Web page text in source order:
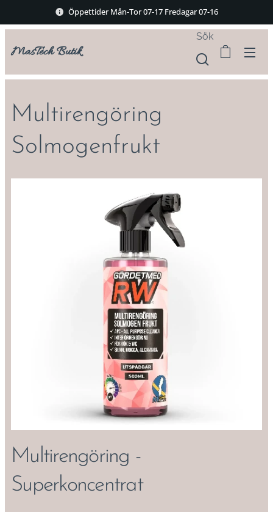
Öppettider Mån-Tor 07-17 Fredagar 07-16
MasTech Butik
Sök
Multirengöring
Solmogenfrukt
Multirengöring -
Superkoncentrat